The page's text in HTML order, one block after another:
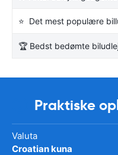
⭐ Det mest populære
🏆 Bedst bedømte
Praktiske
Valuta
Croatian kuna